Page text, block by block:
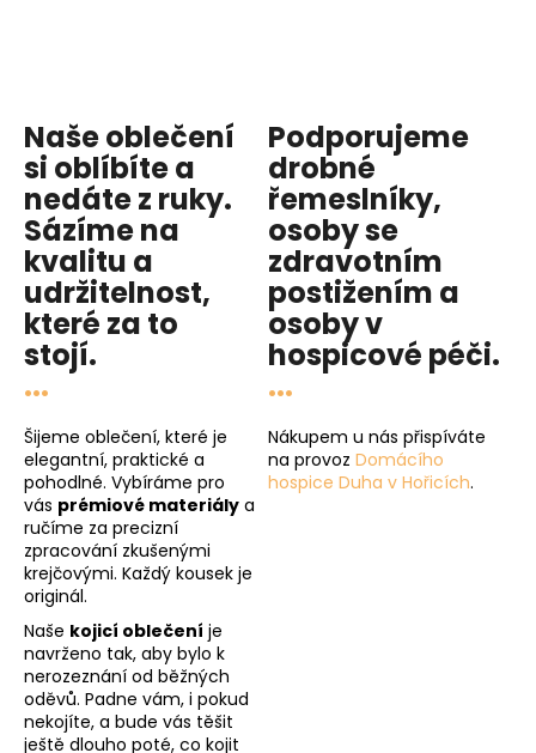
Naše oblečení
si oblíbíte a
nedáte z ruky.
Sázíme na
kvalitu a
udržitelnost,
které za to
stojí.
...
Šijeme oblečení, které je
elegantní, praktické a
pohodlné. Vybíráme pro
vás prémiové materiály a
ručíme za precizní
zpracování zkušenými
krejčovými. Každý kousek je
originál.
Naše kojicí oblečení je
navrženo tak, aby bylo k
nerozeznání od běžných
oděvů. Padne vám, i pokud
nekojíte, a bude vás těšit
ještě dlouho poté, co kojit
Podporujeme
drobné
řemeslníky,
osoby se
zdravotním
postižením a
osoby v
hospicové péči.
...
Nákupem u nás přispíváte
na provoz Domácího
hospice Duha v Hořicích.